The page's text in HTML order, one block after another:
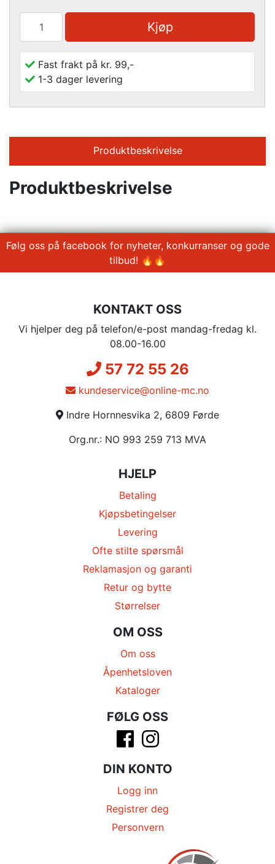
Kjøp
Fast frakt på kr. 99,-
1-3 dager levering
Produktbeskrivelse
Produktbeskrivelse
Følg oss på facebook for nyheter, konkurranser og gode
tilbud! 🔥🔥
KONTAKT OSS
Vi hjelper deg på telefon/e-post mandag-fredag kl.
08.00-16.00
57 72 55 26
kundeservice@online-mc.no
Indre Hornnesvika 2, 6809 Førde
Org.nr.: NO 993 259 713 MVA
HJELP
Betaling
Kjøpsbetingelser
Levering
Ofte stilte spørsmål
Reklamasjon og garanti
Retur og bytte
Størrelser
OM OSS
Om oss
Åpenhetsloven
Kataloger
FØLG OSS
DIN KONTO
Logg inn
Registrer deg
Personvern